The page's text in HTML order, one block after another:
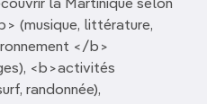
la Martinique selon
(musique, littérature,
</b>
<b>activités
randonnée),